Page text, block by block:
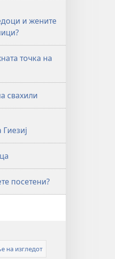
и жените
точка на
свахили
посетени?
на изгледот